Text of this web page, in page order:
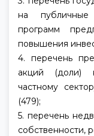
на публичные
программ
повышения
4. перечень
акций (доли)
частному
(479);
5. перечень
собственности,